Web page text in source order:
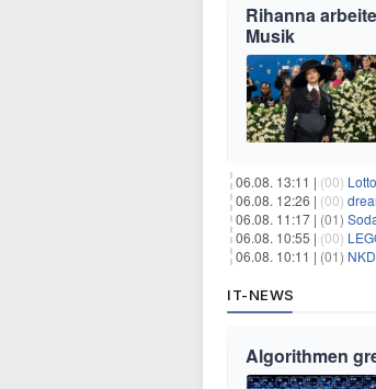
Rihanna
Musik
06.08. 13:11 | (00)
06.08. 12:26 | (00)
06.08. 11:17 | (01)
06.08. 10:55 | (00)
06.08. 10:11 | (01)
IT-NEWS
Algorithmen